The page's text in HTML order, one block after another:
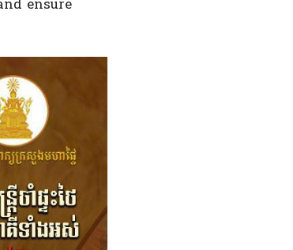
ensure